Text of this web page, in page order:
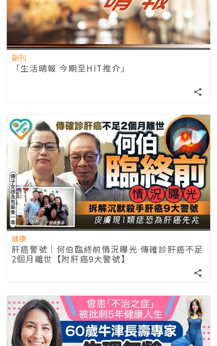
副刊
「生活晴報 今期至HIT推介」
健康
肝癌警號｜何伯臨終前情況曝光 傳確診肝癌不足
2個月離世【附肝癌9大警號】